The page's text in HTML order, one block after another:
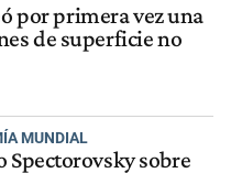
por primera vez una
de superficie no
MUNDIAL
Spectorovsky sobre